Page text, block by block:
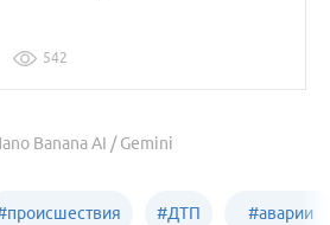
542
Banana AI / Gemini
происшествия #ДТП #аварии